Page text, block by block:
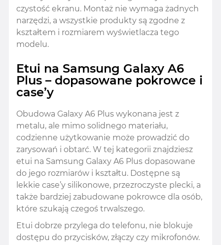
czystość ekranu. Montaż nie wymaga żadnych
narzędzi, a wszystkie produkty są zgodne z
kształtem i rozmiarem wyświetlacza tego
modelu.
Etui na Samsung Galaxy A6
Plus – dopasowane pokrowce i
case’y
Obudowa Galaxy A6 Plus wykonana jest z
metalu, ale mimo solidnego materiału,
codzienne użytkowanie może prowadzić do
zarysowań i obtarć. W tej kategorii znajdziesz
etui na Samsung Galaxy A6 Plus dopasowane
do jego rozmiarów i kształtu. Dostępne są
lekkie case’y silikonowe, przezroczyste plecki, a
także bardziej zabudowane pokrowce dla osób,
które szukają czegoś trwalszego.
Etui dobrze przylega do telefonu, nie blokuje
dostępu do przycisków, złączy czy mikrofonów.